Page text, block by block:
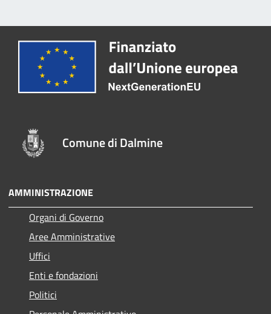
Comune di Dalmine
AMMINISTRAZIONE
Organi di Governo
Aree Amministrative
Uffici
Enti e fondazioni
Politici